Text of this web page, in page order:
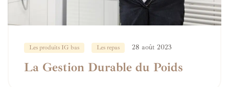
Les produits IG bas Les repas 28 août 2023
La Gestion Durable du Poids